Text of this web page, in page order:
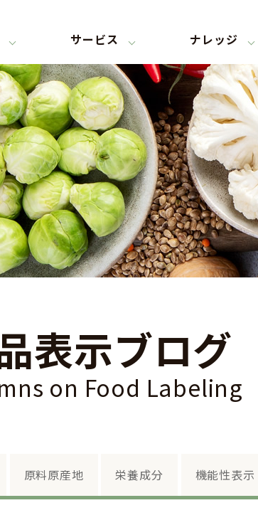
サービス ナレッジ
表示ブログ
on Food Labeling
原料原産地 栄養成分 機能性表示